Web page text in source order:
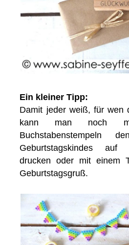
Ein kleiner Tipp:
Damit jeder weiß, für wen
kann man noch
Buchstabenstempeln
Geburtstagskindes auf
drucken oder mit einem
Geburtstagsgruß.